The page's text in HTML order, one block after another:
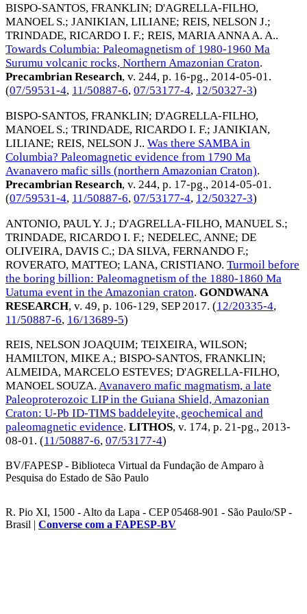
BISPO-SANTOS, FRANKLIN; D'AGRELLA-FILHO,
MANOEL S.; JANIKIAN, LILIANE; REIS, NELSON J.;
TRINDADE, RICARDO I. F.; REIS, MARIA ANNA A. A..
Towards Columbia: Paleomagnetism of 1980-1960 Ma
Surumu volcanic rocks, Northern Amazonian Craton.
Precambrian Research, v. 244, p. 16-pg., 2014-05-01.
(07/59531-4, 11/50887-6, 07/53177-4, 12/50327-3)
BISPO-SANTOS, FRANKLIN; D'AGRELLA-FILHO,
MANOEL S.; TRINDADE, RICARDO I. F.; JANIKIAN,
LILIANE; REIS, NELSON J.. Was there SAMBA in
Columbia? Paleomagnetic evidence from 1790 Ma
Avanavero mafic sills (northern Amazonian Craton).
Precambrian Research, v. 244, p. 17-pg., 2014-05-01 .
(07/59531-4, 11/50887-6, 07/53177-4, 12/50327-3)
ANTONIO, PAUL Y. J.; D'AGRELLA-FILHO, MANUEL S.;
TRINDADE, RICARDO I. F.; NEDELEC, ANNE; DE
OLIVEIRA, DAVIS C.; DA SILVA, FERNANDO F.;
ROVERATO, MATTEO; LANA, CRISTIANO. Turmoil before
the boring billion: Paleomagnetism of the 1880-1860 Ma
Uatuma event in the Amazonian craton. GONDWANA
RESEARCH, v. 49, p. 106-129, SEP 2017. (12/20335-4,
11/50887-6, 16/13689-5)
REIS, NELSON JOAQUIM; TEIXEIRA, WILSON;
HAMILTON, MIKE A.; BISPO-SANTOS, FRANKLIN;
ALMEIDA, MARCELO ESTEVES; D'AGRELLA-FILHO,
MANOEL SOUZA. Avanavero mafic magmatism, a late
Paleoproterozoic LIP in the Guiana Shield, Amazonian
Craton: U-Pb ID-TIMS baddeleyite, geochemical and
paleomagnetic evidence. LITHOS, v. 174, p. 21-pg., 2013-
08-01. (11/50887-6, 07/53177-4)
BV/FAPESP - Biblioteca Virtual da Fundação de Amparo à
Pesquisa do Estado de São Paulo
R. Pio XI, 1500 - Alto da Lapa - CEP 05468-901 - São Paulo/SP -
Brasil | Converse com a FAPESP-BV